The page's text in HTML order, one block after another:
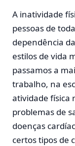
A inatividade
pessoas de
dependência
estilos de vida
passamos a
trabalho, na
atividade física
problemas de
doenças
certos tipos de